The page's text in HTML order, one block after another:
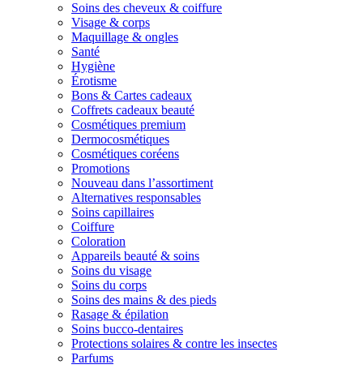
Soins des cheveux & coiffure
Visage & corps
Maquillage & ongles
Santé
Hygiène
Érotisme
Bons & Cartes cadeaux
Coffrets cadeaux beauté
Cosmétiques premium
Dermocosmétiques
Cosmétiques coréens
Promotions
Nouveau dans l’assortiment
Alternatives responsables
Soins capillaires
Coiffure
Coloration
Appareils beauté & soins
Soins du visage
Soins du corps
Soins des mains & des pieds
Rasage & épilation
Soins bucco-dentaires
Protections solaires & contre les insectes
Parfums